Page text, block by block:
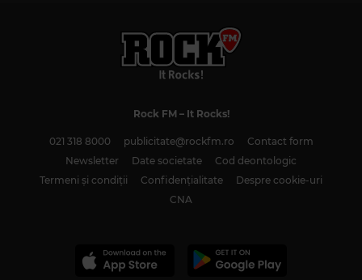
Magic Classic Music
Rock FM– It Rocks!
021 318 8000 publicitate@rockfm.ro
Contact form
Newsletter
Date societate
Cod deontologic
Termeni și condiții
Confidențialitate
Despre cookie-uri
CNA